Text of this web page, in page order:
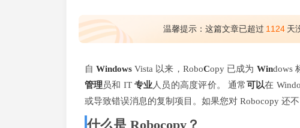
温馨提示：这篇文章已超过 1124 天
自 WindowsVista 以来，RoboCopy 已成为 Windows
管理员和 IT 专业人员的高度评价。 通常可以在
或导致错误消息的复制项目。如果您对 Robocopy 还
什么是 Robocopy？